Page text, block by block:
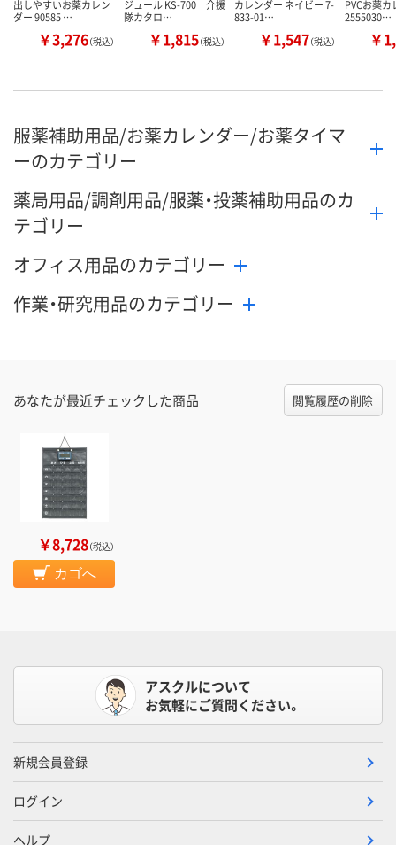
出しやすいお薬カレン
ダー 90585 …
￥3,276（税込）
ジュール KS-700 介援
隊カタロ…
￥1,815（税込）
カレンダー ネイビー 7-
833-01…
￥1,547（税込）
PVCお薬カ
2555030…
￥
服薬補助用品/お薬カレンダー/お薬タイマ
ーのカテゴリー
薬局用品/調剤用品/服薬・投薬補助用品のカ
テゴリー
オフィス用品のカテゴリー
作業・研究用品のカテゴリー
あなたが最近チェックした商品 閲覧履歴の削除
￥8,728（税込）
カゴへ
アスクルについて
お気軽にご質問ください。
新規会員登録
ログイン
ヘルプ